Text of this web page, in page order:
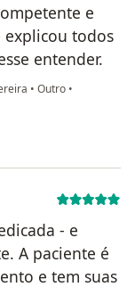
e
explicou todos
entender.
• Outro •
- e
A paciente é
e tem suas